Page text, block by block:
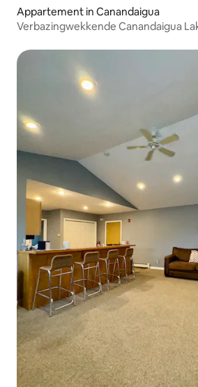
Appartement in Canandaigua
Verbazingwekkende Canandaigua